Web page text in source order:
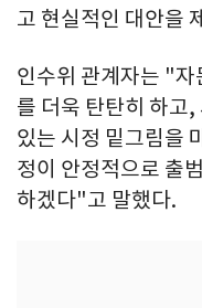
고 현실적인 대안을
인수위 관계자는 "자
를 더욱 탄탄히 하고
있는 시정 밑그림을
정이 안정적으로 출
하겠다"고 말했다.